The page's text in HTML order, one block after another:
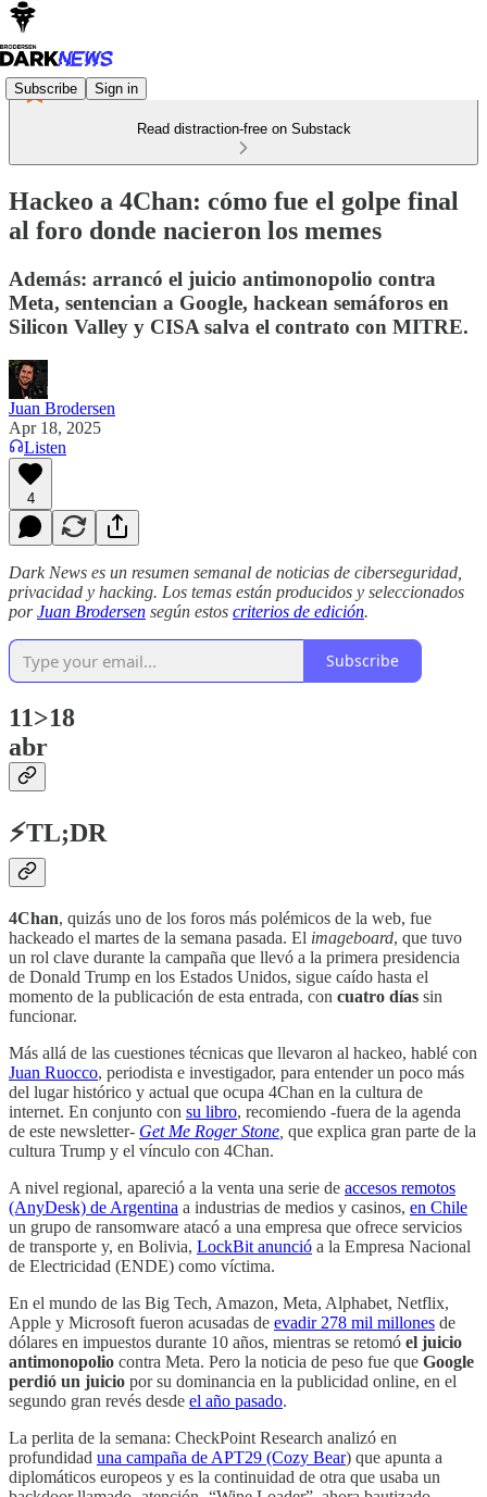
Subscribe Sign in
Read distraction-free on Substack
Hackeo a 4Chan: cómo fue el golpe final
al foro donde nacieron los memes
Además: arrancó el juicio antimonopolio contra
Meta, sentencian a Google, hackean semáforos en
Silicon Valley y CISA salva el contrato con MITRE.
Juan Brodersen
Apr 18, 2025
Listen
4
Dark News es un resumen semanal de noticias de ciberseguridad,
privacidad y hacking. Los temas están producidos y seleccionados
porJuan Brodersen según estos criterios de edición.
Subscribe
11>18
abr
⚡TL;DR
4Chan, quizás uno de los foros más polémicos de la web, fue
hackeado el martes de la semana pasada. El imageboard, que tuvo
un rol clave durante la campaña que llevó a la primera presidencia
de Donald Trump en los Estados Unidos, sigue caído hasta el
momento de la publicación de esta entrada, con cuatro días sin
funcionar.
Más allá de las cuestiones técnicas que llevaron al hackeo, hablé con
Juan Ruocco, periodista e investigador, para entender un poco más
del lugar histórico y actual que ocupa 4Chan en la cultura de
internet. En conjunto con su libro, recomiendo -fuera de la agenda
de este newsletter- Get Me Roger Stone que explica gran parte de la
cultura Trump y el vínculo con 4Chan.
A nivel regional, apareció a la venta una serie de accesos remotos
(AnyDesk) de Argentina a industrias de medios y casinos, en Chile
un grupo de ransomware atacó a una empresa que ofrece servicios
de transporte y, en Bolivia, LockBit anunció a la Empresa Nacional
de Electricidad (ENDE) como víctima.
En el mundo de las Big Tech, Amazon, Meta, Alphabet, Netflix,
Apple y Microsoft fueron acusadas de evadir 278 mil millones de
dólares en impuestos durante 10 años, mientras se retomó el juicio
antimonopolio contra Meta. Pero la noticia de peso fue que Google
perdió un juicio por su dominancia en la publicidad online, en el
segundo gran revés desde el año pasado.
La perlita de la semana: CheckPoint Research analizó en
profundidad una campaña de APT29 (Cozy Bear) que apunta a
diplomáticos europeos y es la continuidad de otra que usaba un